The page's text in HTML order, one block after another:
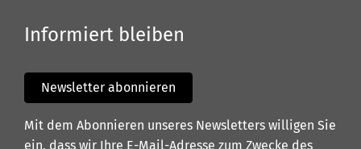
Informiert bleiben
Newsletter abonnieren
Mit dem Abonnieren unseres Newsletters willigen Sie
ein, dass wir Ihre E-Mail-Adresse zum Zwecke des